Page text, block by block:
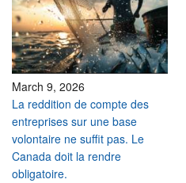
March 9, 2026
La reddition de compte des
entreprises sur une base
volontaire ne suffit pas. Le
Canada doit la rendre
obligatoire.